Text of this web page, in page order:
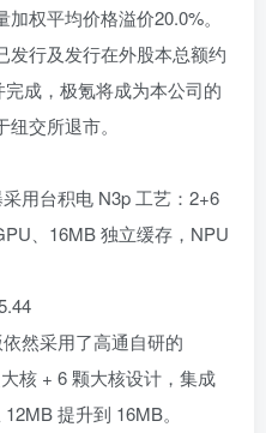
权平均价格溢价20.0%。
发行及发行在外股本总额约
成，极氪将成为本公司的
交所退市。
用台积电 N3p 工艺：2+6
、16MB 独立缓存，NPU
然采用了高通自研的
核 + 6 颗大核设计，集成
提升到 16MB。